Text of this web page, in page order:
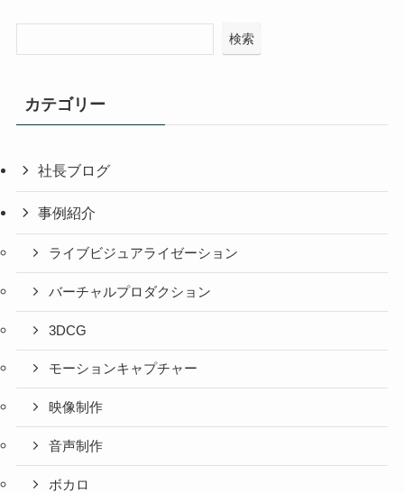
検索
カテゴリー
社長ブログ
事例紹介
ライブビジュアライゼーション
バーチャルプロダクション
3DCG
モーションキャプチャー
映像制作
音声制作
ボカロ